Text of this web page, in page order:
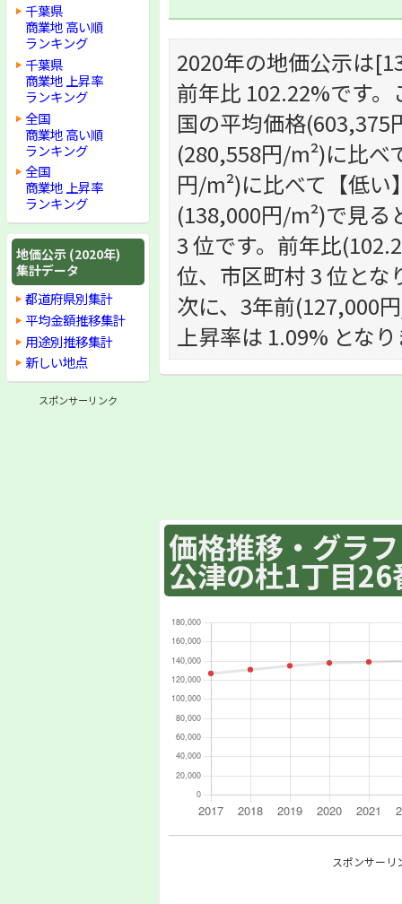
2020年の地価公示は
前年比 102.22%です
国の平均価格
(280,558円/m²)に比
円/m²)に比べて【低
(138,000円/m²)で見る
3 位です。前年比
位、市区町村 3 位とな
次に、3年前(127,000
上昇率は 1.09% とな
価格推移・グラ
公津の杜1丁目26
スポンサーリ
千葉県
商業地 高い順
ランキング
千葉県
商業地 上昇率
ランキング
全国
商業地 高い順
ランキング
全国
商業地 上昇率
ランキング
地価公示 (2020年)
集計データ
都道府県別集計
平均金額推移集計
用途別推移集計
新しい地点
スポンサーリンク